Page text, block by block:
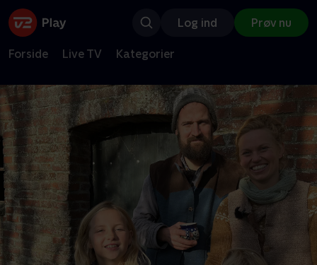
Log ind Prøv nu
Forside Live TV Kategorier